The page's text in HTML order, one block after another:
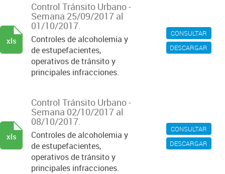
CONSULTAR
DESCARGAR
Control Tránsito Urbano -
Semana 25/09/2017 al
01/10/2017.
Controles de alcoholemia y
de estupefacientes,
operativos de tránsito y
principales infracciones.
xls
CONSULTAR
DESCARGAR
Control Tránsito Urbano -
Semana 02/10/2017 al
08/10/2017.
Controles de alcoholemia y
de estupefacientes,
operativos de tránsito y
principales infracciones.
xls